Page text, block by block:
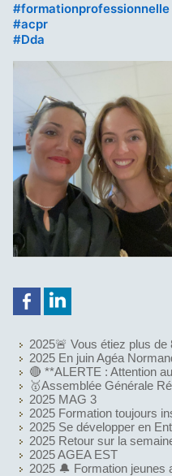
h
a
h
#formationprofessionnelle
h
a
h
#acpr
h
s
g
#Dda
2025🚨 Vous étiez plus
2025 En juin Agéa
🔴 **ALERTE : Attention
🥇Assemblée Générale
2025 MAG 3
2025 Formation toujours
2025 Se développer en
2025 Retour sur la
2025 AGEA EST
2025 🔔 Formation jeunes